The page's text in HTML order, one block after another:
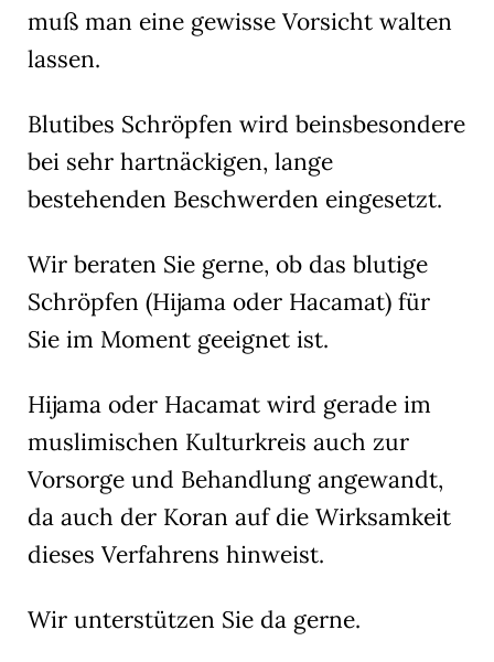
muß man eine gewisse Vorsicht walten
lassen.
Blutibes Schröpfen wird beinsbesondere
bei sehr hartnäckigen, lange
bestehenden Beschwerden eingesetzt.
Wir beraten Sie gerne, ob das blutige
Schröpfen (Hijama oder Hacamat) für
Sie im Moment geeignet ist.
Hijama oder Hacamat wird gerade im
muslimischen Kulturkreis auch zur
Vorsorge und Behandlung angewandt,
da auch der Koran auf die Wirksamkeit
dieses Verfahrens hinweist.
Wir unterstützen Sie da gerne.